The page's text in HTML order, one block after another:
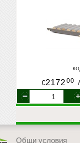
€2172 00
Общи условия